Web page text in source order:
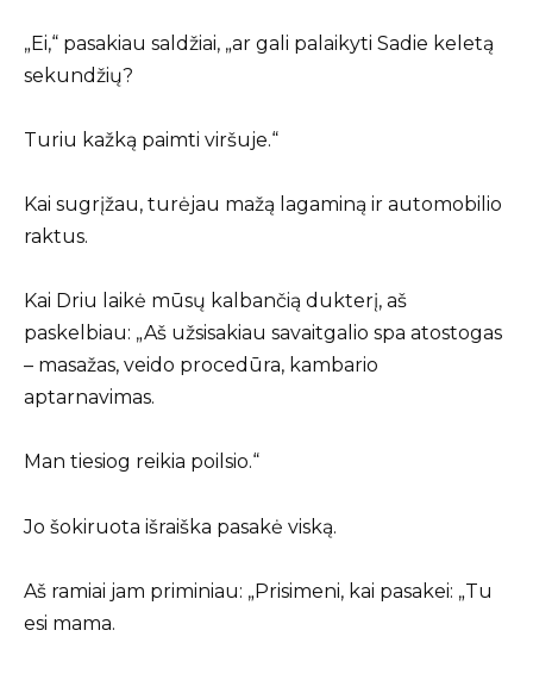
„Ei,“ pasakiau saldžiai, „ar gali palaikyti Sadie keletą
sekundžių?
Turiu kažką paimti viršuje.“
Kai sugrįžau, turėjau mažą lagaminą ir automobilio
raktus.
Kai Driu laikė mūsų kalbančią dukterį, aš
paskelbiau: „Aš užsisakiau savaitgalio spa atostogas
– masažas, veido procedūra, kambario
aptarnavimas.
Man tiesiog reikia poilsio.“
Jo šokiruota išraiška pasakė viską.
Aš ramiai jam priminiau: „Prisimeni, kai pasakei: „Tu
esi mama.